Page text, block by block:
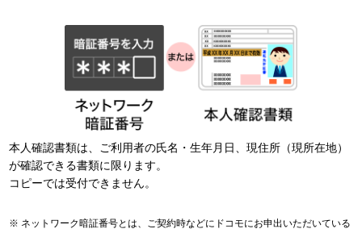
本人確認書類は、ご利用者の氏名・生年月日、現住所（現所在地）
が確認できる書類に限ります。
コピーでは受付できません。
ネットワーク暗証番号とは、ご契約時などにドコモにお申出いただいている